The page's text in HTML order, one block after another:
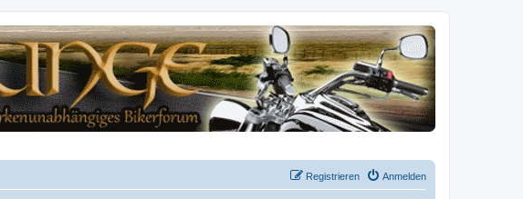
Anmelden
Registrieren